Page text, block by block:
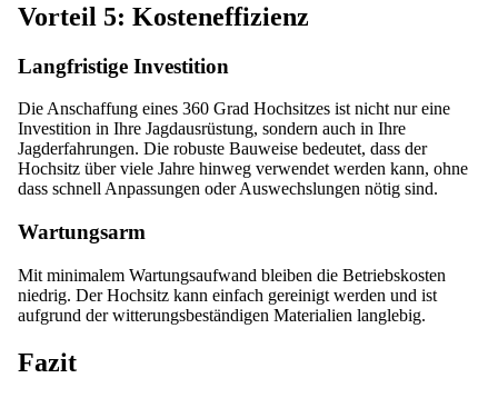
Vorteil 5: Kosteneffizienz
Langfristige Investition
Die Anschaffung eines 360 Grad Hochsitzes ist nicht nur eine
Investition in Ihre Jagdausrüstung, sondern auch in Ihre
Jagderfahrungen. Die robuste Bauweise bedeutet, dass der
Hochsitz über viele Jahre hinweg verwendet werden kann, ohne
dass schnell Anpassungen oder Auswechslungen nötig sind.
Wartungsarm
Mit minimalem Wartungsaufwand bleiben die Betriebskosten
niedrig. Der Hochsitz kann einfach gereinigt werden und ist
aufgrund der witterungsbeständigen Materialien langlebig.
Fazit